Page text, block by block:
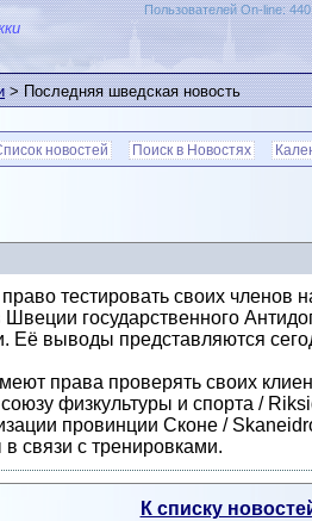
Пользователей On-line:
> Последняя шведская новость
новостей Поиск в Новостях
тестировать своих членов
государственного
Её выводы представляются
права проверять своих
физкультуры и спорта /
провинции Сконе /
связи с тренировками.
К списку